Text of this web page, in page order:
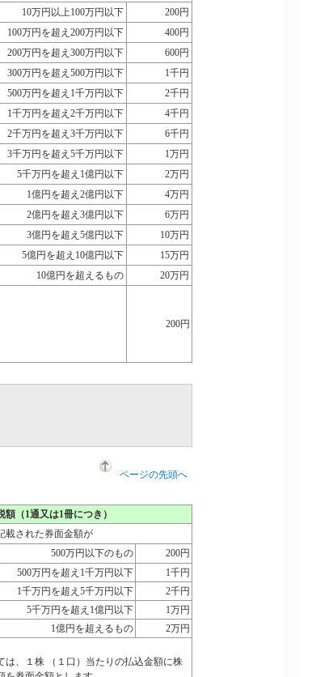
10万円以上100万円以下
200円
100万円を超え200万円以下
400円
200万円を超え300万円以下
600円
300万円を超え500万円以下
1千円
500万円を超え1千万円以下
2千円
1千万円を超え2千万円以下
4千円
2千万円を超え3千万円以下
6千円
3千万円を超え5千万円以下
1万円
5千万円を超え1億円以下
2万円
1億円を超え2億円以下
4万円
2億円を超え3億円以下
6万円
3億円を超え5億円以下
10万円
5億円を超え10億円以下
15万円
10億円を超えるもの
20万円
200円
ページの先頭へ
額（1通又は1冊につき）
載された券面金額が
500万円以下のもの
200円
500万円を超え1千万円以下
1千円
1千万円を超え5千万円以下
2千円
5千万円を超え1億円以下
1万円
1億円を超えるもの
2万円
は、１株 （１口）当たりの払込金額に株